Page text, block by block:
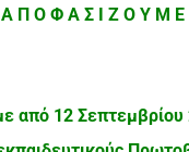
Α Π Ο Φ Α Σ Ι Ζ Ο Υ Μ Ε
από 12 Σεπτεμβρίου